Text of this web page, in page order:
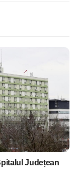
Județean